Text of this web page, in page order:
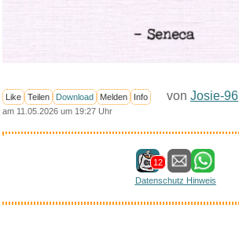
Like Teilen Download Melden Info von Josie-96
am 11.05.2026 um 19:27 Uhr
12
Datenschutz Hinweis